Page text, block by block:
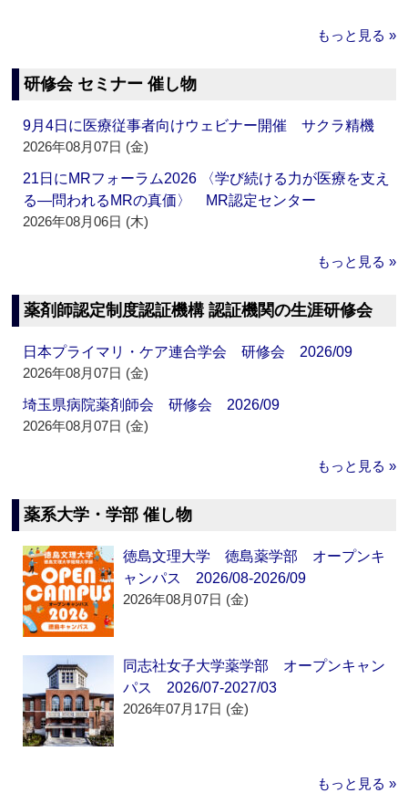
もっと見る »
研修会 セミナー 催し物
9月4日に医療従事者向けウェビナー開催 サクラ精機
2026年08月07日 (金)
21日にMRフォーラム2026 〈学び続ける力が医療を支え
る―問われるMRの真価〉 MR認定センター
2026年08月06日 (木)
もっと見る »
薬剤師認定制度認証機構 認証機関の生涯研修会
日本プライマリ・ケア連合学会 研修会 2026/09
2026年08月07日 (金)
埼玉県病院薬剤師会 研修会 2026/09
2026年08月07日 (金)
もっと見る »
薬系大学・学部 催し物
徳島文理大学 徳島薬学部 オープンキ
ャンパス 2026/08-2026/09
2026年08月07日 (金)
同志社女子大学薬学部 オープンキャン
パス 2026/07-2027/03
2026年07月17日 (金)
もっと見る »